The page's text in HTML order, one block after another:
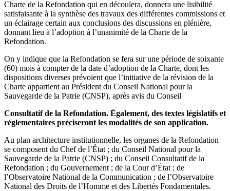
Charte de la Refondation qui en découlera, donnera une lisibilité
satisfaisante à la synthèse des travaux des différentes commissions et
un éclairage certain aux conclusions des discussions en plénière,
donnant lieu à l’adoption à l’unanimité de la Charte de la
Refondation.
On y indique que la Refondation se fera sur une période de soixante
(60) mois à compter de la date d’adoption de la Charte, dont les
dispositions diverses prévoient que l’initiative de la révision de la
Charte appartient au Président du Conseil National pour la
Sauvegarde de la Patrie (CNSP), après avis du Conseil
Consultatif de la Refondation. Également, des textes législatifs et
réglementaires préciseront les modalités de son application.
Au plan architecture institutionnelle, les organes de la Refondation
se composent du Chef de l’État ; du Conseil National pour la
Sauvegarde de la Patrie (CNSP) ; du Conseil Consultatif de la
Refondation ; du Gouvernement ; de la Cour d’État ; de
l’Observatoire National de la Communication ; de l’Observatoire
National des Droits de l’Homme et des Libertés Fondamentales.